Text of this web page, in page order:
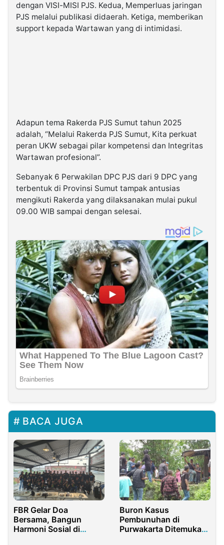
dengan VISI-MISI PJS. Kedua, Memperluas jaringan
PJS melalui publikasi didaerah. Ketiga, memberikan
support kepada Wartawan yang di intimidasi.
Adapun tema Rakerda PJS Sumut tahun 2025
adalah, “Melalui Rakerda PJS Sumut, Kita perkuat
peran UKW sebagai pilar kompetensi dan Integritas
Wartawan profesional”.
Sebanyak 6 Perwakilan DPC PJS dari 9 DPC yang
terbentuk di Provinsi Sumut tampak antusias
mengikuti Rakerda yang dilaksanakan mulai pukul
09.00 WIB sampai dengan selesai.
BACA JUGA
FBR Gelar Doa
Bersama, Bangun
Harmoni Sosial di
Buron Kasus
Pembunuhan di
Purwakarta Ditemukan